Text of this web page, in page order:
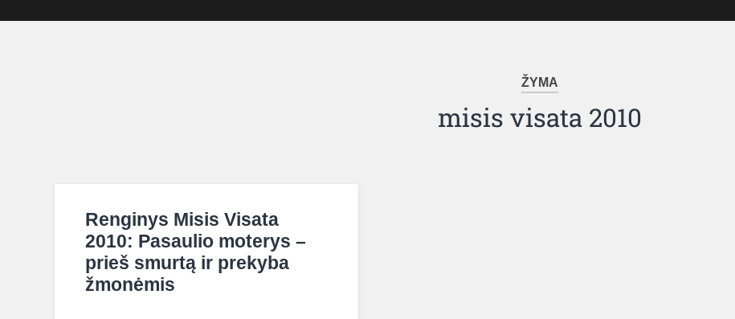
ŽYMA
misis visata 2010
Renginys Misis Visata
2010: Pasaulio moterys –
prieš smurtą ir prekyba
žmonėmis